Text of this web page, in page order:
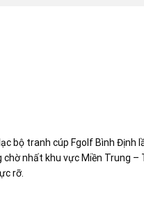
bộ tranh cúp Fgolf Bình Định
nhất khu vực Miền Trung –
rỡ.